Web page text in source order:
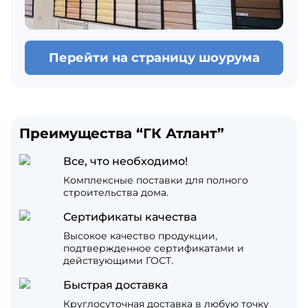
Перейти на страницу шоурума
Преимущества “ГК Атлант”
Все, что необходимо!
Комплексные поставки для полного
строительства дома.
Сертификаты качества
Высокое качество продукции,
подтвержденное сертификатами и
действующими ГОСТ.
Быстрая доставка
Круглосуточная доставка в любую точку